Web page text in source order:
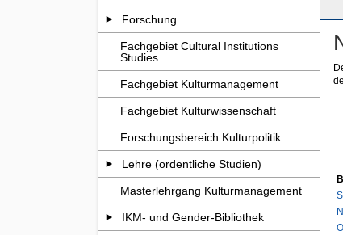
Forschung
Fachgebiet Cultural Institutions
Studies
Fachgebiet Kulturmanagement
Fachgebiet Kulturwissenschaft
Forschungsbereich Kulturpolitik
Lehre (ordentliche Studien)
Masterlehrgang Kulturmanagement
IKM- und Gender-Bibliothek